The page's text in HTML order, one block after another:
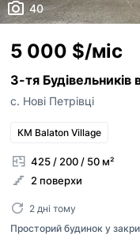
40
5 000 $/міс
3-тя Будівельників
с. Нові Петрівці
КМ Balaton Village
425 / 200 / 50 м²
2 поверхи
2 дні тому
Просторий будинок у